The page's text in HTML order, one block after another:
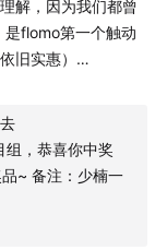
的知识库更重
起来不累的事”
知识」
方式才是关键
该是如何建立
粹的休息？
些事情，正是因为
中经常block（块状
一种媒介，直到它
章，而block后才反
子也不是写好的脚
解，因为我们都曾
是flomo第一个触动
旧实惠）
或slogan就点到为
里，不断告诉我们
、整理想法和输出
思考。
组，恭喜你中奖
~ 备注：少楠一